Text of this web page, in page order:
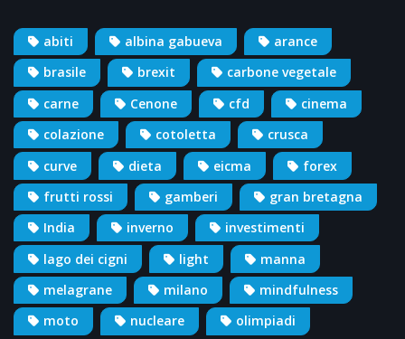
abiti albina gabueva
arance
brasile
brexit
carbone vegetale
carne
Cenone cfd
cinema
colazione
cotoletta
crusca
curve
dieta eicma
forex
frutti rossi
gamberi
gran bretagna
India
inverno
investimenti
lago dei cigni
light
manna
melagrane
milano
mindfulness
moto
nucleare olimpiadi